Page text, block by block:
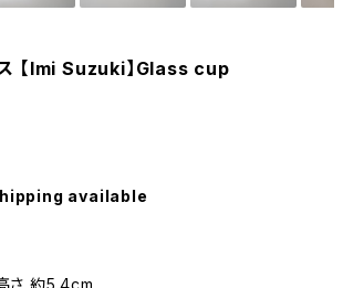
ス 【Imi Suzuki】Glass cup
available
さ 約5.4cm